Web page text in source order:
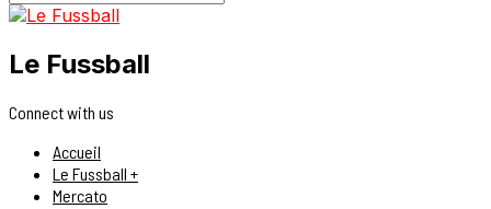
Le Fussball
Connect with us
Accueil
Le Fussball +
Mercato